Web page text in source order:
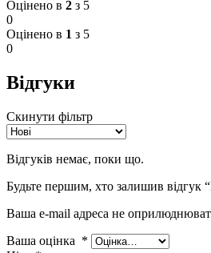
Оцінено в 2 з 5
0
Оцінено в 1 з 5
0
Відгуки
Скинути фільтр
Відгуків немає, поки що.
Будьте першим, хто залишив відгук
Ваша e-mail адреса не
Ваша оцінка *